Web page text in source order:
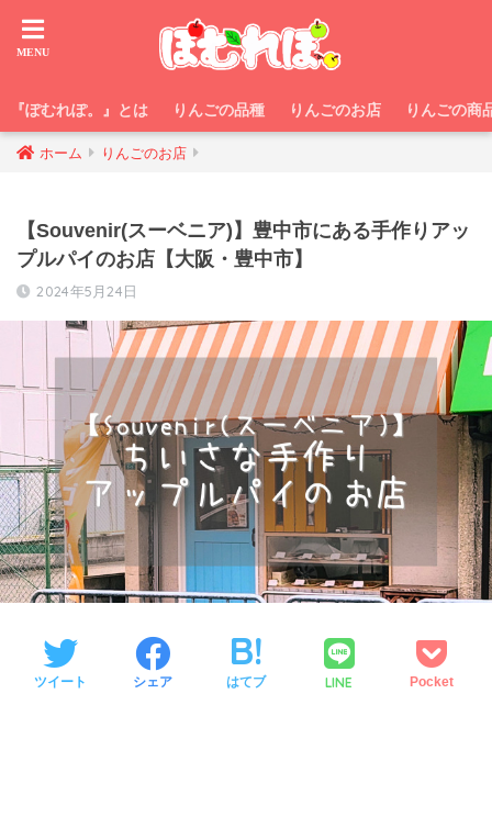
『ぽむれぽ。』とは りんごの品種 りんごのお店 りんごの商
ホーム りんごのお店
【Souvenir(スーベニア)】豊中市にある手作りアッ
プルパイのお店【大阪・豊中市】
2024年5月24日
ツイート シェア はてブ LINE Pocket